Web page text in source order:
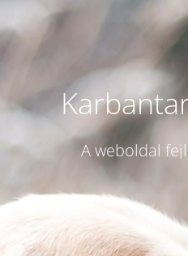
A weboldal